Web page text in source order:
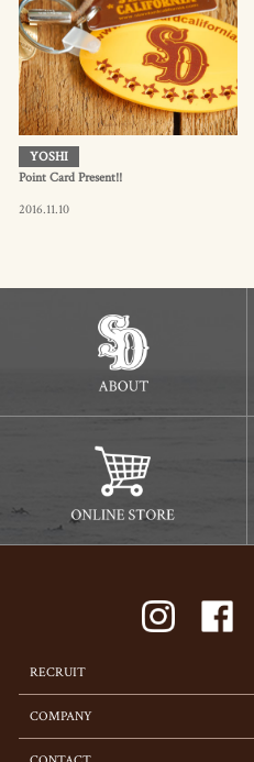
YOSHI
Point Card Present!!
2016.11.10
RECRUIT
COMPANY